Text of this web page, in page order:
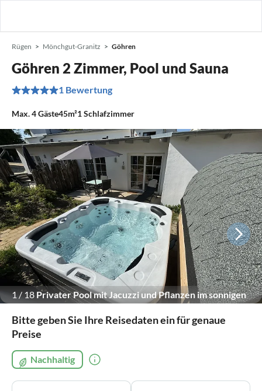
Rügen Mönchgut-Granitz Göhren
Göhren 2 Zimmer, Pool und Sauna
1 Bewertung
Max.4Gäste45m²1Schlafzimmer
1/ 18 Privater Pool mit Jacuzzi und Pflanzen im sonnigen
Bitte geben Sie Ihre Reisedaten ein für genaue
Preise
Nachhaltig